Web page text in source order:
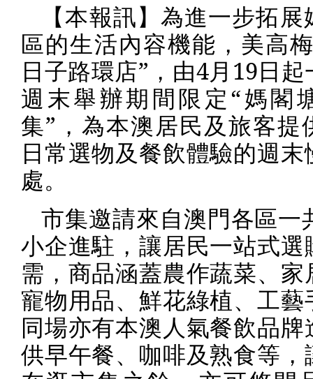
【本報訊】為進一步拓
區的生活內容機能，美高
日子路環店”，由4月 19日
週末舉辦期間限定“媽閣
集”，為本澳居民及旅客提
日常選物及餐飲體驗的週末
處。
市集邀請來自澳門各區一
小企進駐，讓居民一站式選
需，商品涵蓋農作蔬菜、家
寵物用品、鮮花綠植、工藝
同場亦有本澳人氣餐飲品牌
供早午餐、咖啡及熟食等，